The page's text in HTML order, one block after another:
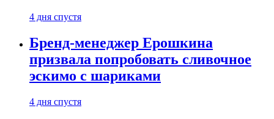
4 дня спустя
Бренд-менеджер Ерошкина
призвала попробовать сливочное
эскимо с шариками
4 дня спустя